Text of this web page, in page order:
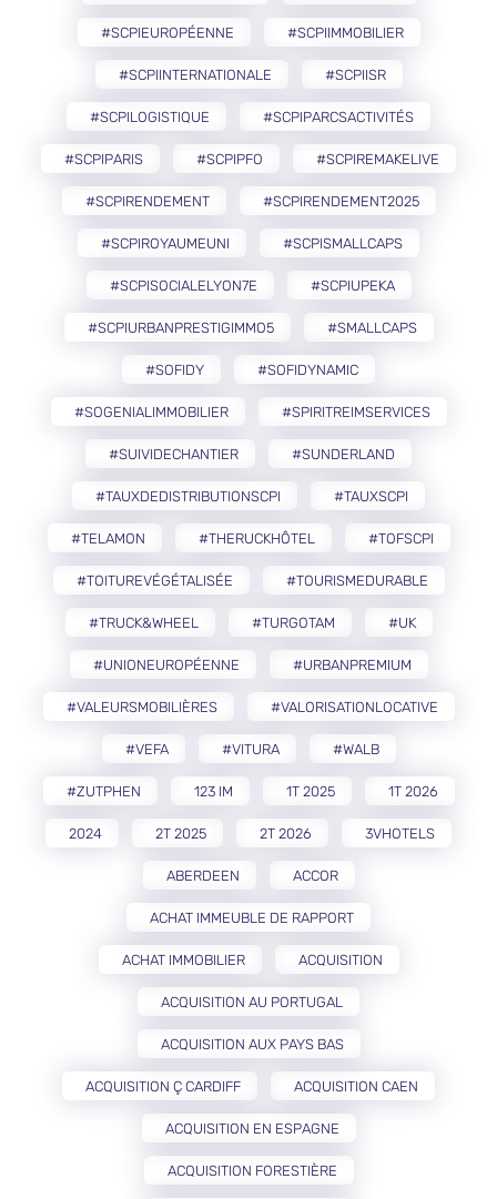
#SCPIEUROPÉENNE #SCPIIMMOBILIER
#SCPIINTERNATIONALE #SCPIISR
#SCPILOGISTIQUE #SCPIPARCSACTIVITÉS
#SCPIPARIS #SCPIPFO #SCPIREMAKELIVE
#SCPIRENDEMENT #SCPIRENDEMENT2025
#SCPIROYAUMEUNI #SCPISMALLCAPS
#SCPISOCIALELYON7E #SCPIUPEKA
#SCPIURBANPRESTIGIMMO5 #SMALLCAPS
#SOFIDY #SOFIDYNAMIC
#SOGENIALIMMOBILIER #SPIRITREIMSERVICES
#SUIVIDECHANTIER #SUNDERLAND
#TAUXDEDISTRIBUTIONSCPI #TAUXSCPI
#TELAMON #THERUCKHÔTEL #TOFSCPI
#TOITUREVÉGÉTALISÉE #TOURISMEDURABLE
#TRUCK&WHEEL #TURGOTAM #UK
#UNIONEUROPÉENNE #URBANPREMIUM
#VALEURSMOBILIÈRES #VALORISATIONLOCATIVE
#VEFA #VITURA #WALB
#ZUTPHEN 123 IM 1T 2025 1T 2026
2024 2T 2025 2T 2026 3VHOTELS
ABERDEEN ACCOR
ACHAT IMMEUBLE DE RAPPORT
ACHAT IMMOBILIER ACQUISITION
ACQUISITION AU PORTUGAL
ACQUISITION AUX PAYS BAS
ACQUISITION Ç CARDIFF ACQUISITION CAEN
ACQUISITION EN ESPAGNE
ACQUISITION FORESTIÈRE